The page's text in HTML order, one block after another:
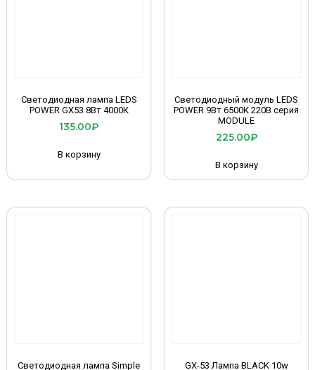
Светодиодная лампа LEDS
POWER GX53 8Вт 4000К
135.00₽
В корзину
Светодиодный модуль LEDS
POWER 9Вт 6500К 220В серия
MODULE
225.00₽
В корзину
Светодиодная лампа Simple
GX-53 Лампа BLACK 10w